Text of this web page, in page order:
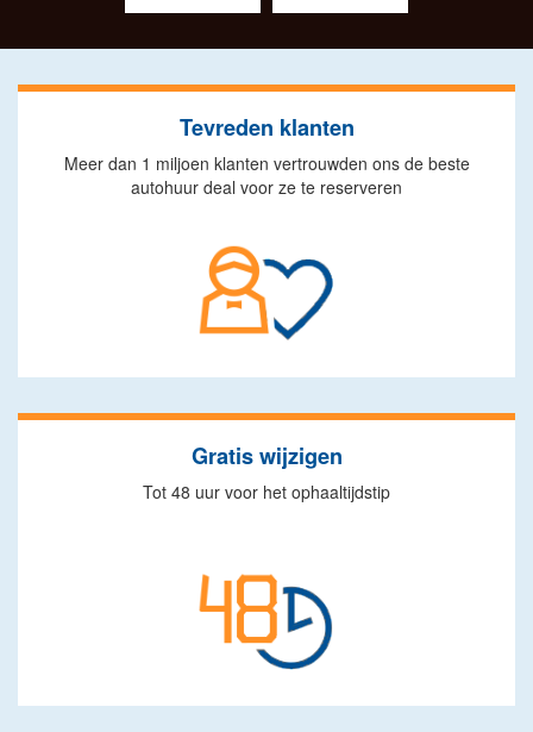
Tevreden klanten
Meer dan 1 miljoen klanten vertrouwden ons de beste
autohuur deal voor ze te reserveren
Gratis wijzigen
Tot 48 uur voor het ophaaltijdstip